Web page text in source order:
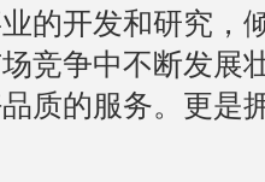
的开发和研究，
竞争中不断发展
质的服务。更是